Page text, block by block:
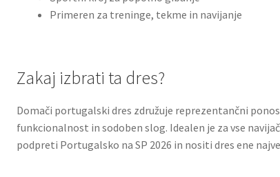
Primeren za treninge, tekme in navijanje
Zakaj izbrati ta dres?
Domači portugalski dres združuje reprezentančni
funkcionalnost in sodoben slog. Idealen je za vse
podpreti Portugalsko na SP 2026 in nositi dres ene